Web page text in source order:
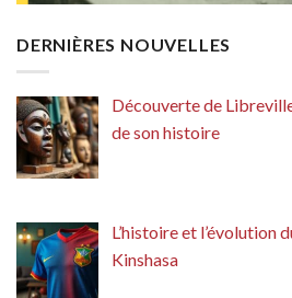
DERNIÈRES NOUVELLES
Découverte de
de son histoire
L’histoire et l’évolution
Kinshasa